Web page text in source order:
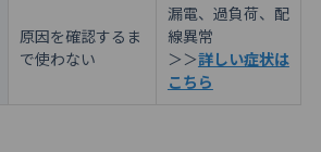
原因を確認するま
で使わない
漏電、過負荷、配
線異常
＞＞詳しい症状は
こちら